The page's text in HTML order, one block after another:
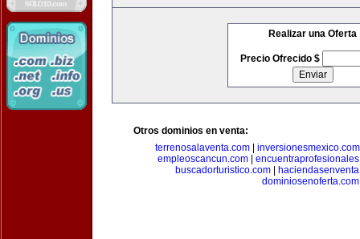
Realizar una Oferta
Precio Ofrecido $
Otros dominios en venta:
terrenosalaventa.com| inversionesmexico.com
empleoscancun.com
buscadorturistico.com|
dominiosenoferta.com